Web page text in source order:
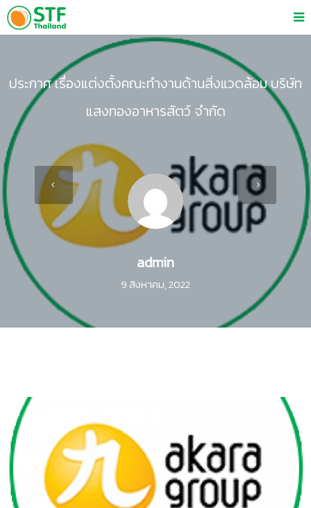
ประกาศ เรื่องแต่งตั้งคณะทำงานด้านสิ่งแวดล้อม บริษัท
แสงทองอาหารสัตว์ จำกัด
admin
9 สิงหาคม, 2022